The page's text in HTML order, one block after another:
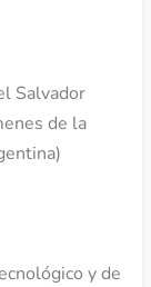
Salvador
de la
y de